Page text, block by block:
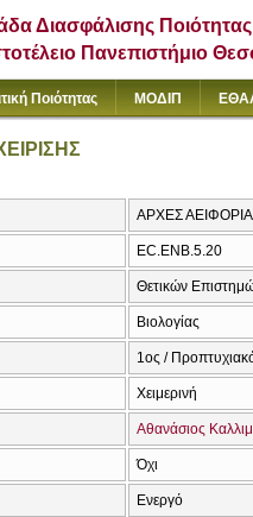
Διασφάλισης Ποιότητας
Πανεπιστήμιο
Ποιότητας ΜΟΔΙΠ
ΑΡΧΕΣ
EC.ENB.5.20
Θετικών
Βιολογίας
1ος /
Χειμερινή
Αθανάσιος
Όχι
Ενεργό